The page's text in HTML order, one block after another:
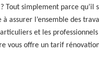
Tout simplement parce
à assurer l’ensemble des
et les
vous offre un tarif